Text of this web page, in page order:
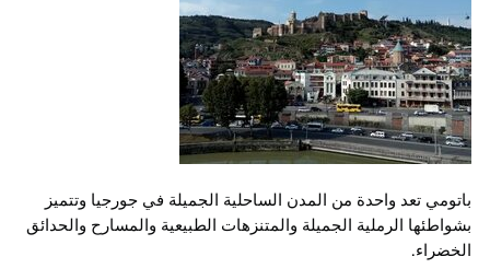
باتومي تعد واحدة من المدن الساحلية الجميلة في جورجيا وتتميز
بشواطئها الرملية الجميلة والمتنزهات الطبيعية والمسارح والحدائق
الخضراء.